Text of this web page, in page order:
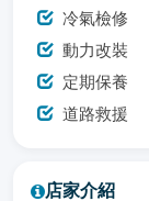
冷氣檢修
動力改裝
定期保養
道路救援
店家介紹